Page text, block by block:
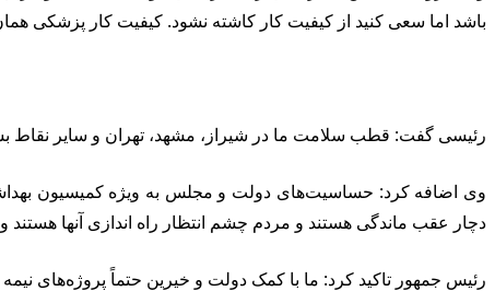
باشد اما سعی کنید از کیفیت کار کاشته نشود. کیفیت کار پزشکی
رئیسی گفت: قطب سلامت ما در شیراز، مشهد، تهران و سایر نقاط
وی اضافه کرد: حساسیت‌های دولت و مجلس به ویژه کمیسیون
دچار عقب ماندگی هستند و مردم چشم انتظار راه اندازی آنها هستند
رئیس جمهور تاکید کرد: ما با کمک دولت و خیرین حتماً پروژه‌های